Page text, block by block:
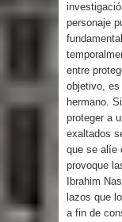
personaje
entre
objetivo, es
hermano.
proteger a
exaltados
que se alíe
provoque
Ibrahim
lazos que
a fin de